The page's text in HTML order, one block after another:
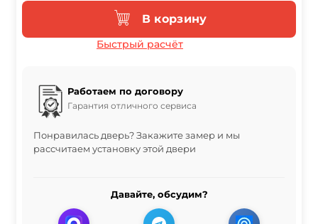
В корзину
Быстрый расчёт
Работаем по договору
Гарантия отличного сервиса
Понравилась дверь? Закажите замер и мы
рассчитаем установку этой двери
Давайте, обсудим?